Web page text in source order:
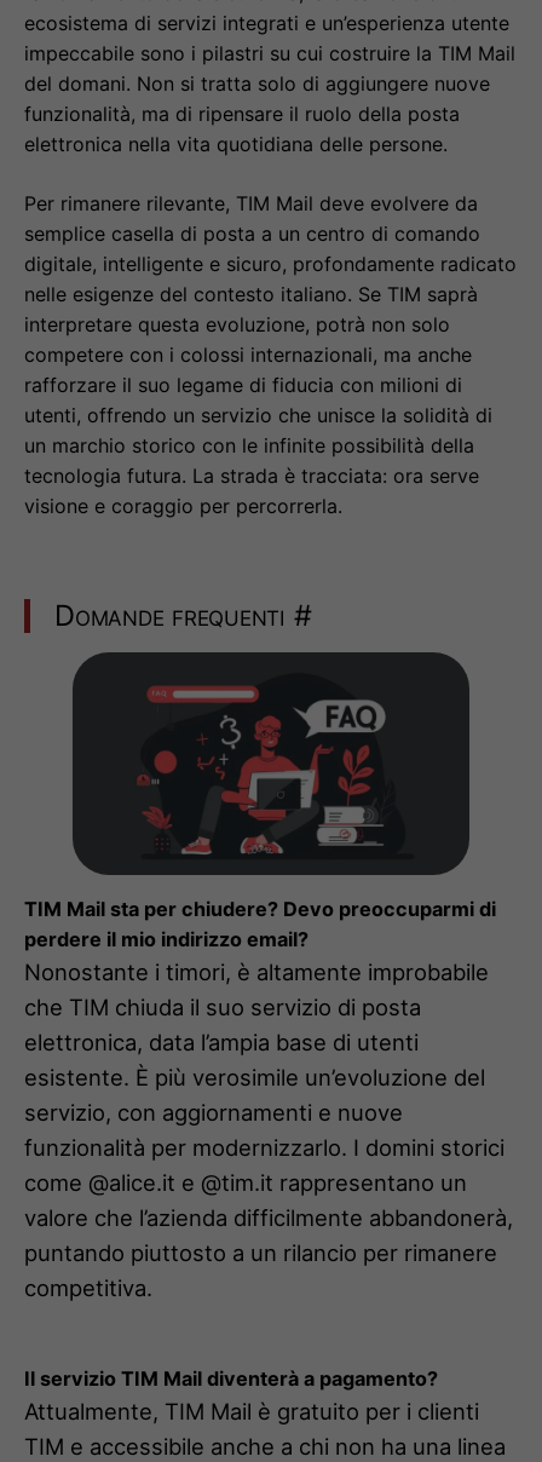
ecosistema di servizi integrati e un’esperienza utente
impeccabile sono i pilastri su cui costruire la TIM Mail
del domani. Non si tratta solo di aggiungere nuove
funzionalità, ma di ripensare il ruolo della posta
elettronica nella vita quotidiana delle persone.
Per rimanere rilevante, TIM Mail deve evolvere da
semplice casella di posta a un centro di comando
digitale, intelligente e sicuro, profondamente radicato
nelle esigenze del contesto italiano. Se TIM saprà
interpretare questa evoluzione, potrà non solo
competere con i colossi internazionali, ma anche
rafforzare il suo legame di fiducia con milioni di
utenti, offrendo un servizio che unisce la solidità di
un marchio storico con le infinite possibilità della
tecnologia futura. La strada è tracciata: ora serve
visione e coraggio per percorrerla.
Domande frequenti #
TIM Mail sta per chiudere? Devo preoccuparmi di
perdere il mio indirizzo email?
Nonostante i timori, è altamente improbabile
che TIM chiuda il suo servizio di posta
elettronica, data l’ampia base di utenti
esistente. È più verosimile un’evoluzione del
servizio, con aggiornamenti e nuove
funzionalità per modernizzarlo. I domini storici
come @alice.it e @tim.it rappresentano un
valore che l’azienda difficilmente abbandonerà,
puntando piuttosto a un rilancio per rimanere
competitiva.
Il servizio TIM Mail diventerà a pagamento?
Attualmente, TIM Mail è gratuito per i clienti
TIM e accessibile anche a chi non ha una linea